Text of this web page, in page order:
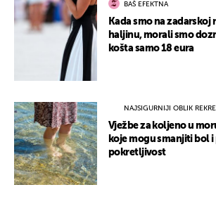
BAŠ EFEKTNA
Kada smo na
haljinu, morali smo
košta samo 18 eura
NAJSIGURNIJI OBLIK
Vježbe za koljeno u
koje mogu smanjiti bol
pokretljivost